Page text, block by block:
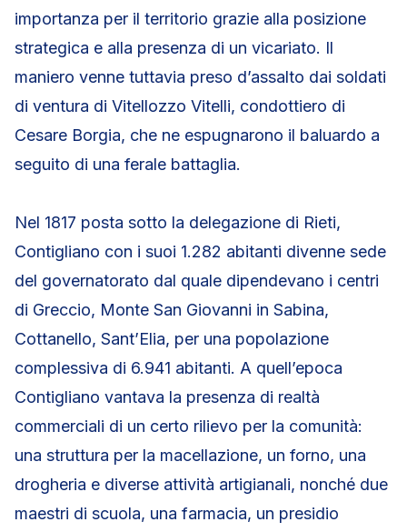
importanza per il territorio grazie alla posizione
strategica e alla presenza di un vicariato. Il
maniero venne tuttavia preso d’assalto dai soldati
di ventura di Vitellozzo Vitelli, condottiero di
Cesare Borgia, che ne espugnarono il baluardo a
seguito di una ferale battaglia.
Nel 1817 posta sotto la delegazione di Rieti,
Contigliano con i suoi 1.282 abitanti divenne sede
del governatorato dal quale dipendevano i centri
di Greccio, Monte San Giovanni in Sabina,
Cottanello, Sant’Elia, per una popolazione
complessiva di 6.941 abitanti. A quell’epoca
Contigliano vantava la presenza di realtà
commerciali di un certo rilievo per la comunità:
una struttura per la macellazione, un forno, una
drogheria e diverse attività artigianali, nonché due
maestri di scuola, una farmacia, un presidio